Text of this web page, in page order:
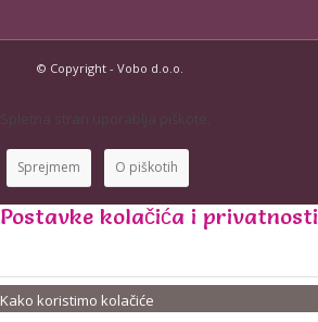
© Copyright - Vobo d.o.o.
Spletna stran uporablja piškote.
Sprejmem O piškotih
Postavke kolačića i privatnosti
Kako koristimo kolačiće